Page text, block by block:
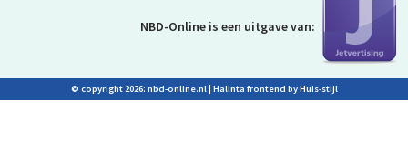
NBD-Online is een uitgave van:
© copyright 2026: nbd-online.nl | Halinta frontend by Huis-stijl